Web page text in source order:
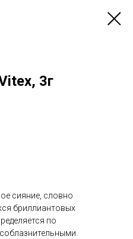
3г
сияние, словно
бриллиантовых
по